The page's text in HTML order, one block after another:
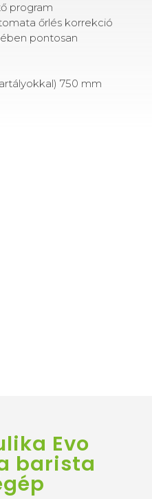
program
őrlés korrekció
pontosan
750 mm
Evo
barista